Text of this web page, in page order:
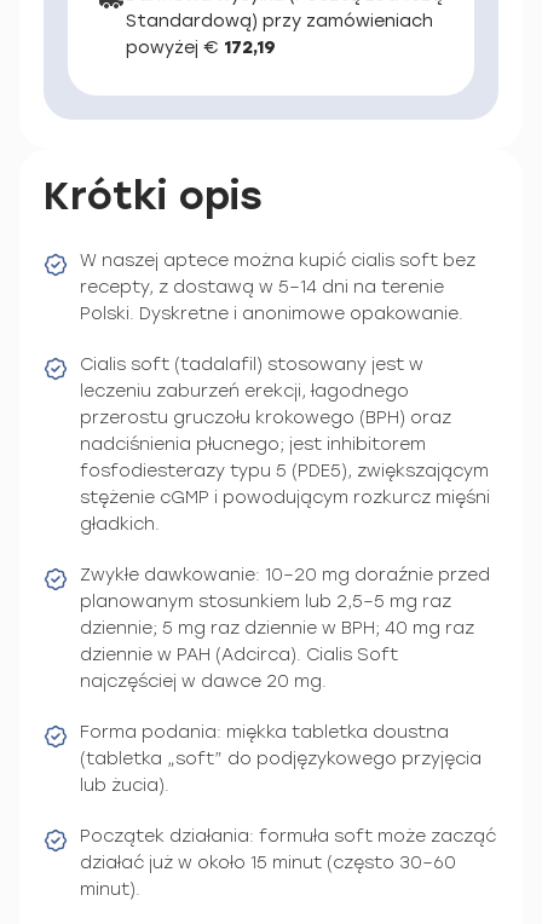
Standardową) przy zamówieniach
powyżej € 172,19
Krótki opis
W naszej aptece można kupić cialis soft bez
recepty, z dostawą w 5–14 dni na terenie
Polski. Dyskretne i anonimowe opakowanie.
Cialis soft (tadalafil) stosowany jest w
leczeniu zaburzeń erekcji, łagodnego
przerostu gruczołu krokowego (BPH) oraz
nadciśnienia płucnego; jest inhibitorem
fosfodiesterazy typu 5 (PDE5), zwiększającym
stężenie cGMP i powodującym rozkurcz mięśni
gładkich.
Zwykłe dawkowanie: 10–20 mg doraźnie przed
planowanym stosunkiem lub 2,5–5 mg raz
dziennie; 5 mg raz dziennie w BPH; 40 mg raz
dziennie w PAH (Adcirca). Cialis Soft
najczęściej w dawce 20 mg.
Forma podania: miękka tabletka doustna
(tabletka „soft” do podjęzykowego przyjęcia
lub żucia).
Początek działania: formuła soft może zacząć
działać już w około 15 minut (często 30–60
minut).